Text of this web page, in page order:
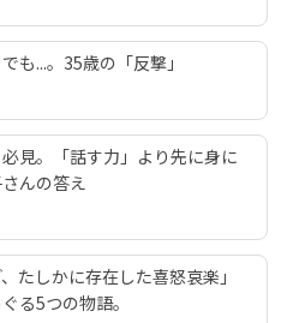
も...。35歳の「反撃」
見。「話す力」より先に身に
んの答え
たしかに存在した喜怒哀楽」
る5つの物語。